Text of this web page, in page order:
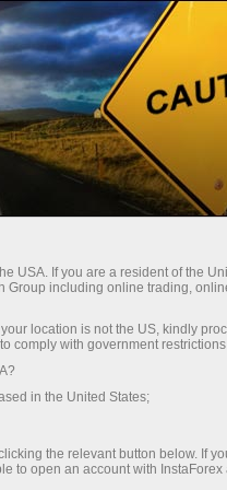
acceso a
de
mejores
del
con
USA. If you are a resident of the
Group including online trading,
location is not the US, kindly
comply with government
in the United States;
the relevant button below. If
to open an account with InstaForex